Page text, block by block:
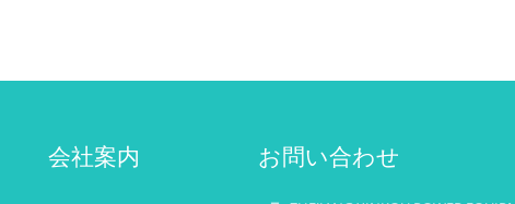
会社案内 お問い合わせ